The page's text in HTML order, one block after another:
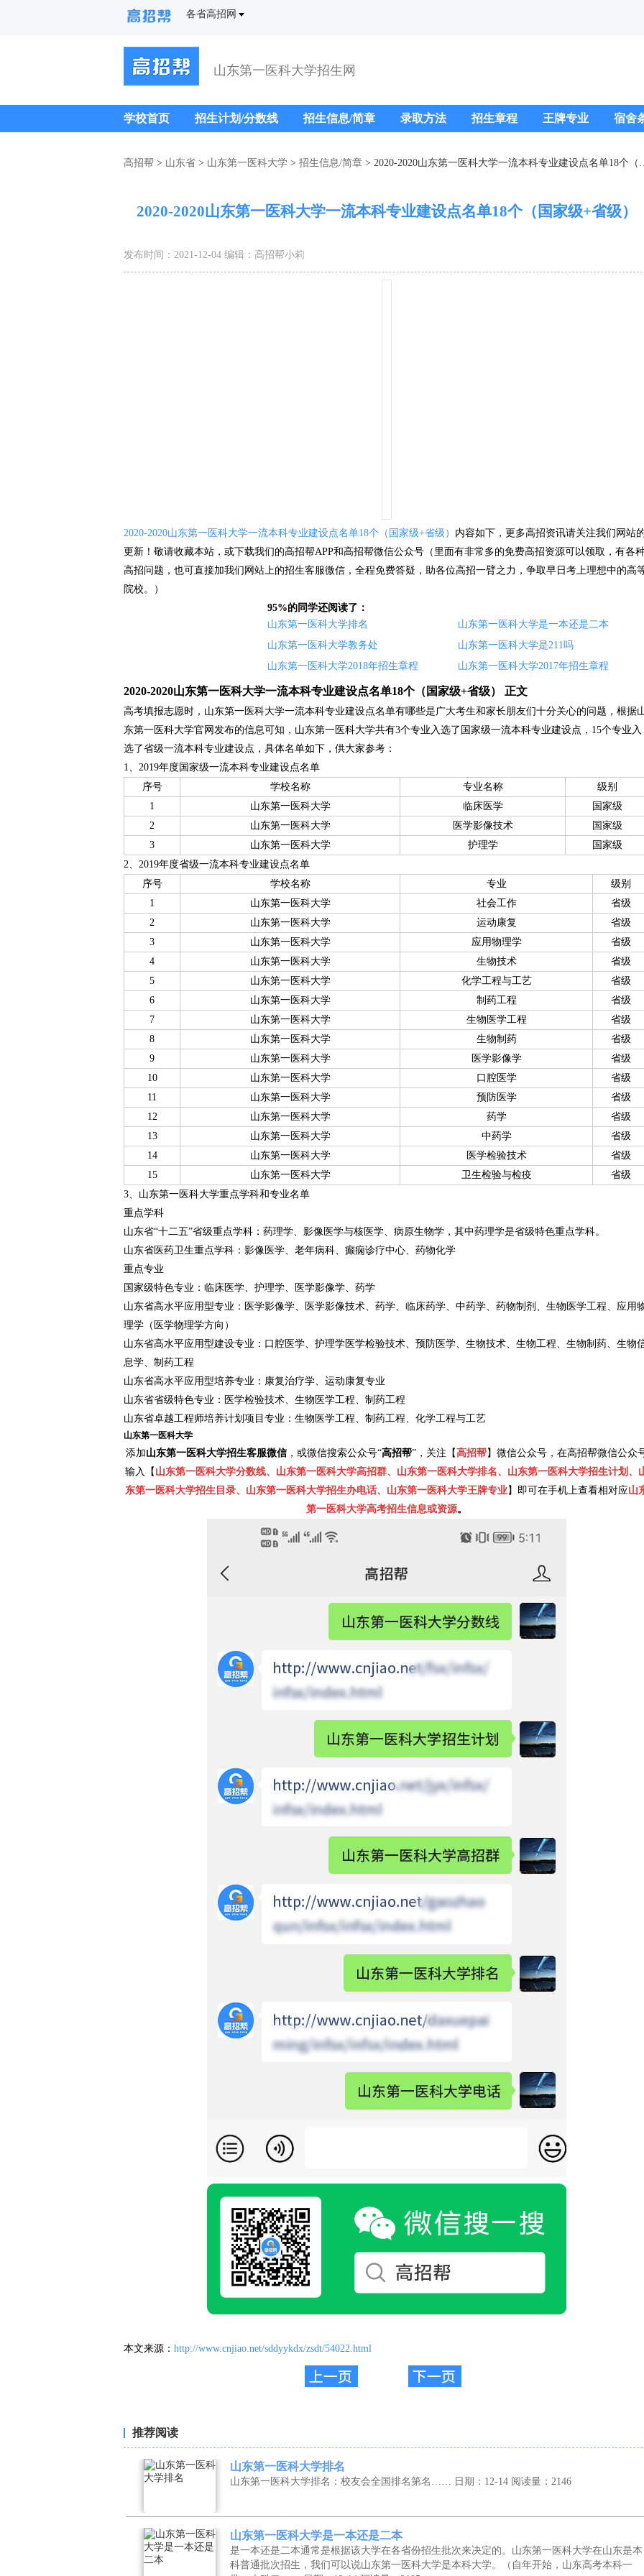
各省高招网
山东第一医科大学招生网
学校首页 招生计划/分数线 招生信息/简章 录取方法 招生章程 王牌专业 宿舍
高招帮 > 山东省 > 山东第一医科大学 > 招生信息/简章 > 2020-2020山东第一医科大学一流本科专业建设点名单18个（国家级+省级）
2020-2020山东第一医科大学一流本科专业建设点名单18个（国家级+省级）
发布时间：2021-12-04 编辑：高招帮小莉
2020-2020山东第一医科大学一流本科专业建设点名单18个（国家级+省级） 内容如下，更多高招资讯请关注我们网站
更新！敬请收藏本站，或下载我们的高招帮APP和高招帮微信公众号（里面有非常多的免费高招资源可以领取，有各
高招问题，也可直接加我们网站上的招生客服微信，全程免费答疑，助各位高招一臂之力，争取早日考上理想中的高
院校。）
95%的同学还阅读了：
山东第一医科大学排名
山东第一医科大学是一本还是二本
山东第一医科大学教务处
山东第一医科大学是211吗
山东第一医科大学2018年招生章程
山东第一医科大学2017年招生章程
2020-2020山东第一医科大学一流本科专业建设点名单18个（国家级+省级） 正文
高考填报志愿时，山东第一医科大学一流本科专业建设点名单有哪些是广大考生和家长朋友们十分关心的问题，根据
东第一医科大学官网发布的信息可知，山东第一医科大学共有3个专业入选了国家级一流本科专业建设点，15个专业入
选了省级一流本科专业建设点，具体名单如下，供大家参考：
1、2019年度国家级一流本科专业建设点名单
序号
学校名称 专业名称
级别
1
山东第一医科大学 临床医学
国家级
2
山东第一医科大学 医学影像技术
国家级
3
山东第一医科大学 护理学
国家级
2、2019年度省级一流本科专业建设点名单
序号
学校名称 专业
级别
1
山东第一医科大学 社会工作
省级
2
山东第一医科大学 运动康复
省级
3
山东第一医科大学 应用物理学
省级
4
山东第一医科大学 生物技术
省级
5
山东第一医科大学 化学工程与工艺
省级
6
山东第一医科大学 制药工程
省级
7
山东第一医科大学 生物医学工程
省级
8
山东第一医科大学 生物制药
省级
9
山东第一医科大学 医学影像学
省级
10
山东第一医科大学 口腔医学
省级
11
山东第一医科大学 预防医学
省级
12
山东第一医科大学 药学
省级
13
山东第一医科大学 中药学
省级
14
山东第一医科大学 医学检验技术
省级
15
山东第一医科大学 卫生检验与检疫
省级
3、山东第一医科大学重点学科和专业名单
重点学科
山东省“十二五”省级重点学科：药理学、影像医学与核医学、病原生物学，其中药理学是省级特色重点学科。
山东省医药卫生重点学科：影像医学、老年病科、癫痫诊疗中心、药物化学
重点专业
国家级特色专业：临床医学、护理学、医学影像学、药学
山东省高水平应用型专业：医学影像学、医学影像技术、药学、临床药学、中药学、药物制剂、生物医学工程、应用
理学（医学物理学方向）
山东省高水平应用型建设专业：口腔医学、护理学医学检验技术、预防医学、生物技术、生物工程、生物制药、生物
息学、制药工程
山东省高水平应用型培养专业：康复治疗学、运动康复专业
山东省省级特色专业：医学检验技术、生物医学工程、制药工程
山东省卓越工程师培养计划项目专业：生物医学工程、制药工程、化学工程与工艺
山东第一医科大学
添加山东第一医科大学招生客服微信，或微信搜索公众号“高招帮”，关注【高招帮】微信公众号，在高招帮微信公众
输入【 山东第一医科大学分数线、山东第一医科大学高招群、山东第一医科大学排名、山东第一医科大学招生计划、
东第一医科大学招生目录、山东第一医科大学招生办电话、山东第一医科大学王牌专业】即可在手机上查看相对应山
第一医科大学高考招生信息或资源。
本文来源： http://www.cnjiao.net/sddyykdx/zsdt/54022.html
推荐阅读
山东第一医科大学排名
山东第一医科大学排名：校友会全国排名第名…… 日期：12-14 阅读量：2146
山东第一医科大学是一本还是二本
是一本还是二本通常是根据该大学在各省份招生批次来决定的。山东第一医科大学在山东是本
科普通批次招生，我们可以说山东第一医科大学是本科大学。（自年开始，山东高考本科一